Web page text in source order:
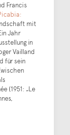
Francis
mit
Jahr
in
Vailland
für sein
(1951: „Le